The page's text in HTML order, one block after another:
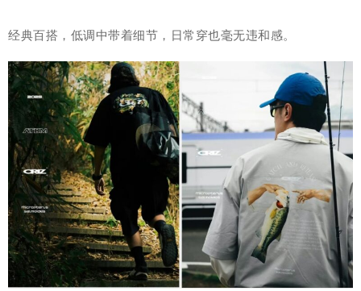
经典百搭，低调中带着细节，日常穿也毫无违和感。